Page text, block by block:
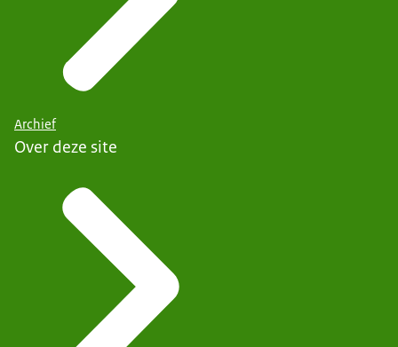
Archief
Over deze site